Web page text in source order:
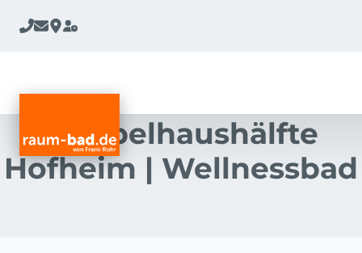
Doppelhaushälfte
Hofheim | Wellnessbad